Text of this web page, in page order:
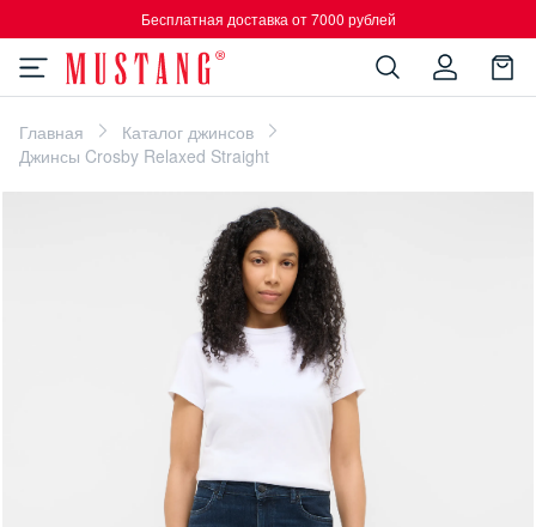
Бесплатная доставка от 7000 рублей
Главная
Каталог джинсов
Джинсы Crosby Relaxed Straight